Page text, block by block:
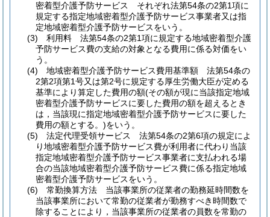
密着型介護予防サービス それぞれ法第54条の2第1項に
規定する指定地域密着型介護予防サービス事業者又は指
定地域密着型介護予防サービスをいう。
(3)
利用料 法第54条の2第1項に規定する地域密着型介護
予防サービス費の支給の対象となる費用に係る対価をい
う。
(4)
地域密着型介護予防サービス費用基準額 法第54条の
2第2項第1号又は第2号に規定する厚生労働大臣が定める
基準により算定した費用の額(その額が現に当該指定地域
密着型介護予防サービスに要した費用の額を超えるとき
は，当該現に指定地域密着型介護予防サービスに要した
費用の額とする。)をいう。
(5)
法定代理受領サービス 法第54条の2第6項の規定によ
り地域密着型介護予防サービス費が利用者に代わり当該
指定地域密着型介護予防サービス事業者に支払われる場
合の当該地域密着型介護予防サービス費に係る指定地域
密着型介護予防サービスをいう。
(6)
常勤換算方法 当該事業所の従業者の勤務延時間数を
当該事業所において常勤の従業者が勤務すべき時間数で
除することにより，当該事業所の従業者の員数を常勤の